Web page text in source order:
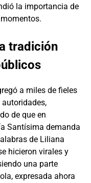
la importancia de
tradición
a miles de fieles
autoridades,
de que en
Santísima demanda
de Liliana
hicieron virales y
una parte
expresada ahora